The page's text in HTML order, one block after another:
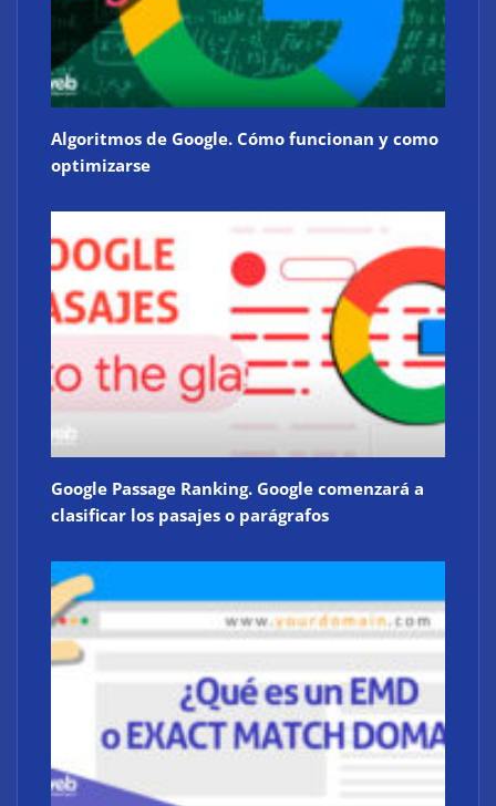
Algoritmos de Google. Cómo funcionan y como
optimizarse
Google Passage Ranking. Google comenzará a
clasificar los pasajes o parágrafos